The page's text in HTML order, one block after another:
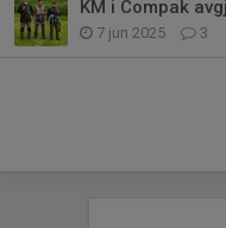
KM i Compak
7 jun 2025 3